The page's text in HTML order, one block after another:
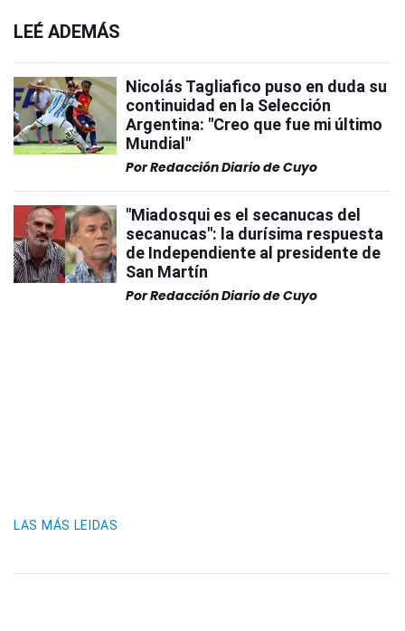
LEÉ ADEMÁS
Nicolás Tagliafico puso en duda su
continuidad en la Selección
Argentina: "Creo que fue mi último
Mundial"
PorRedacción Diario de Cuyo
"Miadosqui es el secanucas del
secanucas": la durísima respuesta
de Independiente al presidente de
San Martín
PorRedacción Diario de Cuyo
LAS MÁS LEIDAS